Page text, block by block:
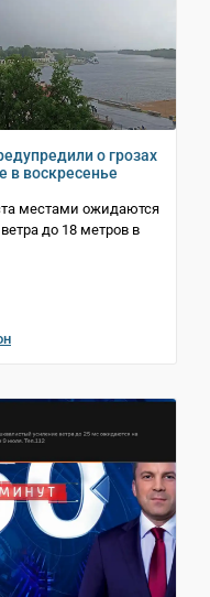
о грозах
в воскресенье
местами ожидаются
до 18 метров в